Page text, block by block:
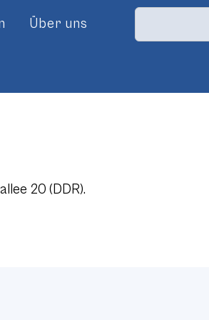
Über uns
20 (DDR).